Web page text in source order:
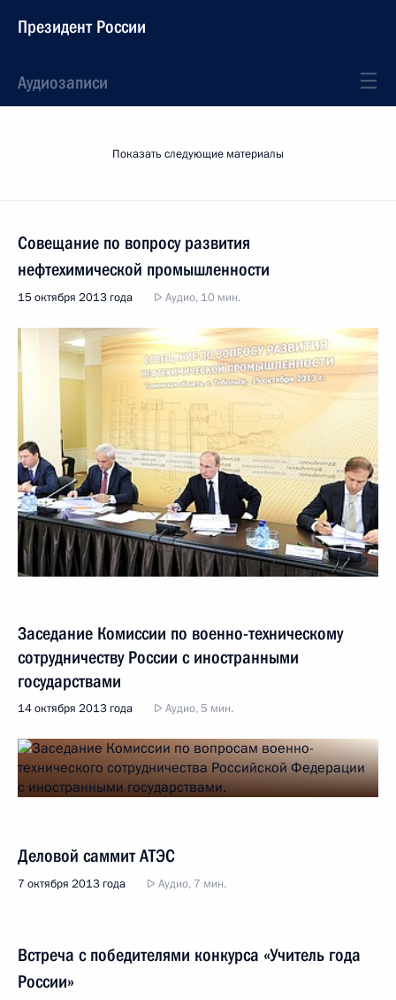
Президент России
Аудиозаписи
Показать следующие материалы
Совещание по вопросу развития
нефтехимической промышленности
15 октября 2013 года Аудио, 10 мин.
Заседание Комиссии по военно-техническому
сотрудничеству России с иностранными
государствами
14 октября 2013 года Аудио, 5 мин.
Деловой саммит АТЭС
7 октября 2013 года Аудио, 7 мин.
Встреча с победителями конкурса «Учитель года
России»